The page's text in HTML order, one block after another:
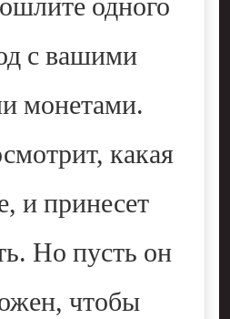
с вашими
монетами.
какая
и принесет
Но пусть он
чтобы